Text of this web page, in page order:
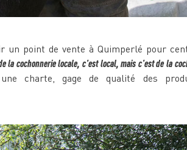
point de vente à Quimperlé pour
la cochonnerie locale, c'est local, mais c'est de la
charte, gage de qualité des